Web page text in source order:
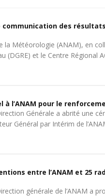
des
la Météorologie (ANAM), en
(DGRE) et le Centre Régional
à l’ANAM pour le
Générale a abrité une
Général par Intérim de
entre l’ANAM et 25
générale de l’ANAM a